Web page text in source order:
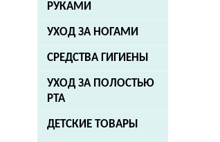
РУКАМИ
УХОД ЗА НОГАМИ
СРЕДСТВА ГИГИЕНЫ
УХОД ЗА ПОЛОСТЬЮ
РТА
ДЕТСКИЕ ТОВАРЫ